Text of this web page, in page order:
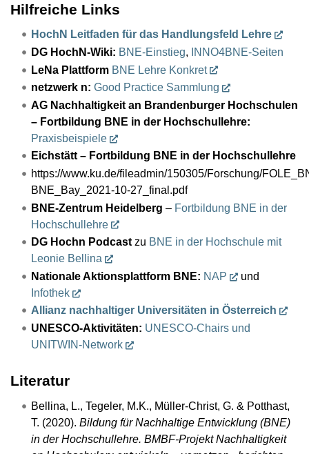
Hilfreiche Links
HochN Leitfaden für das Handlungsfeld Lehre
DG HochN-Wiki: BNE-Einstieg,
INNO4BNE-Seiten
LeNa Plattform BNE Lehre Konkret
netzwerk n: Good Practice Sammlung
AG Nachhaltigkeit an Brandenburger Hochschulen
– Fortbildung BNE in der Hochschullehre:
Praxisbeispiele
Eichstätt – Fortbildung BNE in der Hochschullehre
https://www.ku.de/fileadmin/150305/Forschung/
BNE_Bay_2021-10-27_final.pdf
BNE-Zentrum Heidelberg – Fortbildung BNE in der
Hochschullehre
DG Hochn Podcastzu BNE in der Hochschule mit
Leonie Bellina
Nationale Aktionsplattform BNE: NAP
und
Infothek
Allianz nachhaltiger Universitäten in Österreich
UNESCO-Aktivitäten: UNESCO-Chairs und
UNITWIN-Network
Literatur
Bellina, L., Tegeler, M.K., Müller-Christ, G. & Potthast,
T. (2020). Bildung für Nachhaltige Entwicklung (BNE)
in der Hochschullehre. BMBF-Projekt Nachhaltigkeit